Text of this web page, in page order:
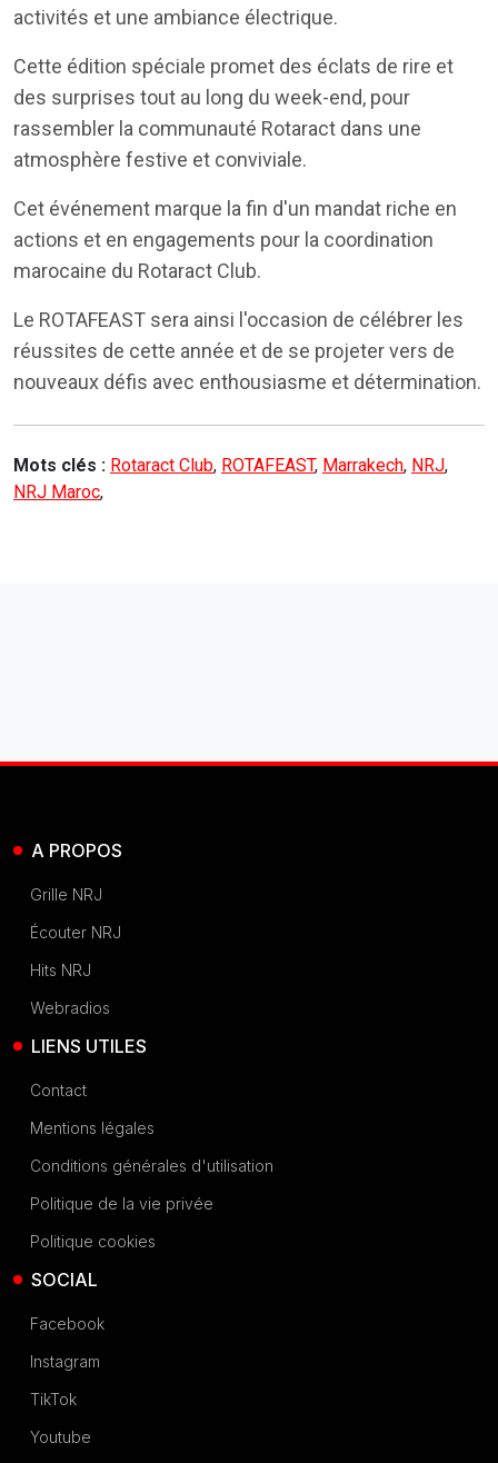
activités et une ambiance électrique.
Cette édition spéciale promet des éclats de rire et
des surprises tout au long du week-end, pour
rassembler la communauté Rotaract dans une
atmosphère festive et conviviale.
Cet événement marque la fin d'un mandat riche en
actions et en engagements pour la coordination
marocaine du Rotaract Club.
Le ROTAFEAST sera ainsi l'occasion de célébrer les
réussites de cette année et de se projeter vers de
nouveaux défis avec enthousiasme et détermination.
Mots clés : Rotaract Club, ROTAFEAST, Marrakech, NRJ,
NRJ Maroc,
A PROPOS
Grille NRJ
Écouter NRJ
Hits NRJ
Webradios
LIENS UTILES
Contact
Mentions légales
Conditions générales d'utilisation
Politique de la vie privée
Politique cookies
SOCIAL
Facebook
Instagram
TikTok
Youtube